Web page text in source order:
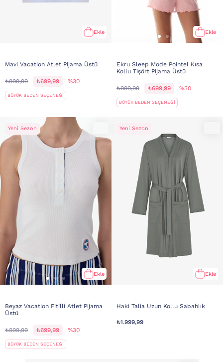
Ekle
Mavi Vacation Atlet Pijama Üstü
₺999,99 ₺699,99 %30
BÜYÜK BEDEN SEÇENEĞİ
Ekle
Ekru Sleep Mode Pointel Kısa
Kollu Tişört Pijama Üstü
₺999,99 ₺699,99 %30
BÜYÜK BEDEN SEÇENEĞİ
Yeni Sezon
Ekle
Beyaz Vacation Fitilli Atlet Pijama
Üstü
₺999,99 ₺699,99 %30
BÜYÜK BEDEN SEÇENEĞİ
Yeni Sezon
Ekle
Haki Talia Uzun Kollu Sabahlık
₺1.999,99